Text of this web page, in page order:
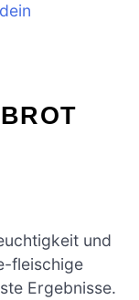
R
und
fleischige
Ergebnisse.